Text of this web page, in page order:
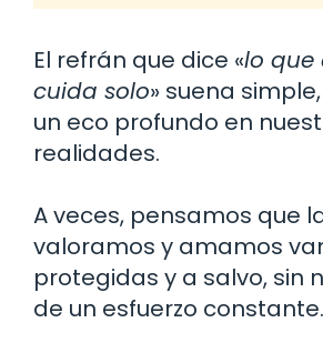
El refrán que dice «lo que
cuida solo» suena
un eco profundo en
realidades.
A veces, pensamos que
valoramos y amamos
protegidas y a salvo, sin
de un esfuerzo constante.